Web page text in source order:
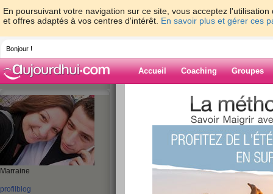
En poursuivant votre navigation sur ce site, vous acceptez
et offres adaptés à vos centres d'intérêt. En savoir plus et gérer ces
Bonjour !
Accueil Coaching Groupes
Marraine
profil blog
> > BON
Blog de
BON DIMANCHE